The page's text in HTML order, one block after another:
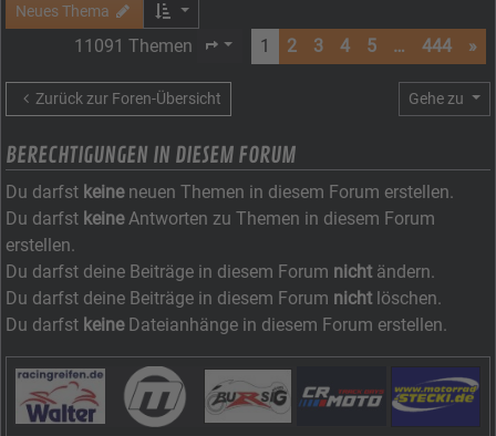
Neues Thema
11091 Themen Seite von444
1 2 3 4 5 … 444 »
Zurück zur Foren-Übersicht Gehe zu
BERECHTIGUNGEN IN DIESEM FORUM
Du darfst keineneuen Themen in diesem Forum erstellen.
Du darfst keineAntworten zu Themen in diesem Forum
erstellen.
Du darfst deine Beiträge in diesem Forum nicht ändern.
Du darfst deine Beiträge in diesem Forum nicht löschen.
Du darfst keineDateianhänge in diesem Forum erstellen.